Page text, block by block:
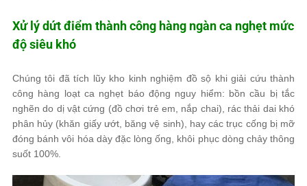
Xử lý dứt điểm thành công hàng ngàn ca nghẹt mức
độ siêu khó
Chúng tôi đã tích lũy kho kinh nghiệm đồ sộ khi giải cứu thành
công hàng loạt ca nghẹt báo động nguy hiểm: bồn cầu bị tắc
nghẽn do dị vật cứng (đồ chơi trẻ em, nắp chai), rác thải dai khó
phân hủy (khăn giấy ướt, băng vệ sinh), hay các trục cống bị mỡ
đóng bánh vôi hóa dày đặc lòng ống, khôi phục dòng chảy thông
suốt 100%.